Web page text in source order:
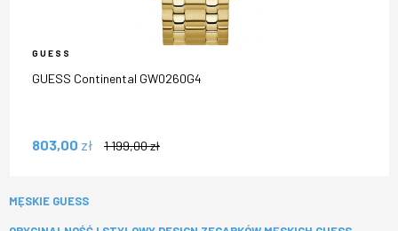
GUESS
GUESS Continental GW0260G4
803,00 zł 1 199,00zł
MĘSKIE GUESS